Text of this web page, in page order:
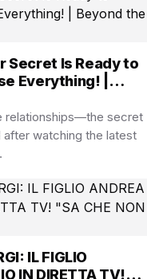
Secret Is Ready to
Everything! |
relationships—the secret
after watching the latest
IL FIGLIO
IN DIRETTA TV!